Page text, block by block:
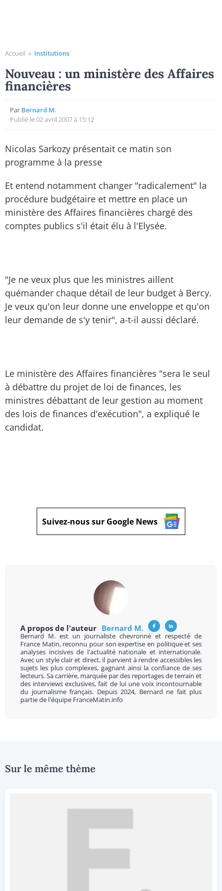
Accueil » Institutions
Nouveau : un ministère des Affaires
financières
Par Bernard M.
Publié le 02 avril 2007 à 15:12
Nicolas Sarkozy présentait ce matin son
programme à la presse
Et entend notamment changer "radicalement" la
procédure budgétaire et mettre en place un
ministère des Affaires financières chargé des
comptes publics s'il était élu à l'Elysée.
"Je ne veux plus que les ministres aillent
quémander chaque détail de leur budget à Bercy.
Je veux qu'on leur donne une enveloppe et qu'on
leur demande de s'y tenir", a-t-il aussi déclaré.
Le ministère des Affaires financières "sera le seul
à débattre du projet de loi de finances, les
ministres débattant de leur gestion au moment
des lois de finances d'exécution", a expliqué le
candidat.
Suivez-nous sur Google News
A propos de l'auteur Bernard M.
Bernard M. est un journaliste chevronné et respecté de
France Matin, reconnu pour son expertise en politique et ses
analyses incisives de l'actualité nationale et internationale.
Avec un style clair et direct, il parvient à rendre accessibles les
sujets les plus complexes, gagnant ainsi la confiance de ses
lecteurs. Sa carrière, marquée par des reportages de terrain et
des interviews exclusives, fait de lui une voix incontournable
du journalisme français. Depuis 2024, Bernard ne fait plus
partie de l'équipe FranceMatin.info
Sur le même thème